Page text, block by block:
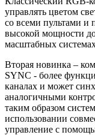
управлять цветом
со всеми пультами и
высокой мощности
масштабных
Вторая новинка –
SYNC - более
каналах и может
аналогичными
таким образом
использовании
управление с